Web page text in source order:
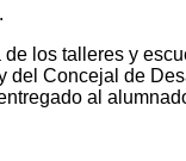
los talleres y
del Concejal de
al